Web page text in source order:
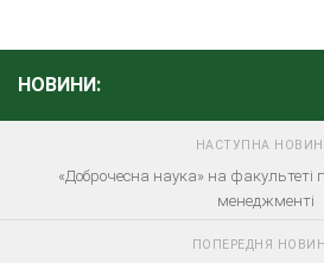
НОВИНИ:
НАСТУПНА
«Доброчесна наука» на факультеті
менеджменті
ПОПЕРЕДНЯ